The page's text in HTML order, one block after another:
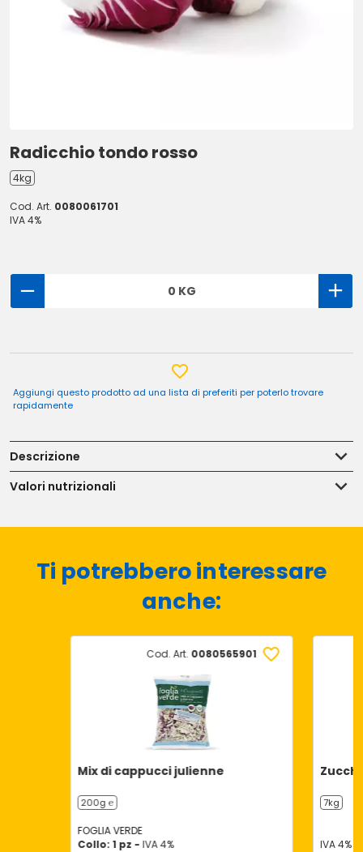
Radicchio tondo rosso
4kg
Cod. Art. 0080061701
IVA 4%
0 KG
Aggiungi questo prodotto ad una lista di preferiti per poterlo trovare
rapidamente
Descrizione
Valori nutrizionali
Ti potrebbero interessare
anche:
Cod. Art. 0080565901
Mix di cappucci julienne
200g ℮
FOGLIA VERDE
Collo: 1 pz - IVA 4%
7kg
IVA 4%